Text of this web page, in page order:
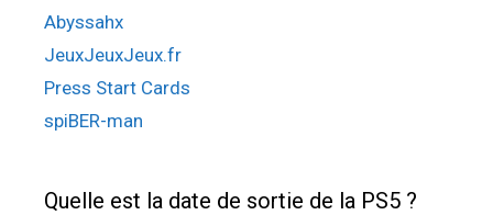
Abyssahx
JeuxJeuxJeux.fr
Press Start Cards
spiBER-man
Quelle est la date de sortie de la PS5 ?